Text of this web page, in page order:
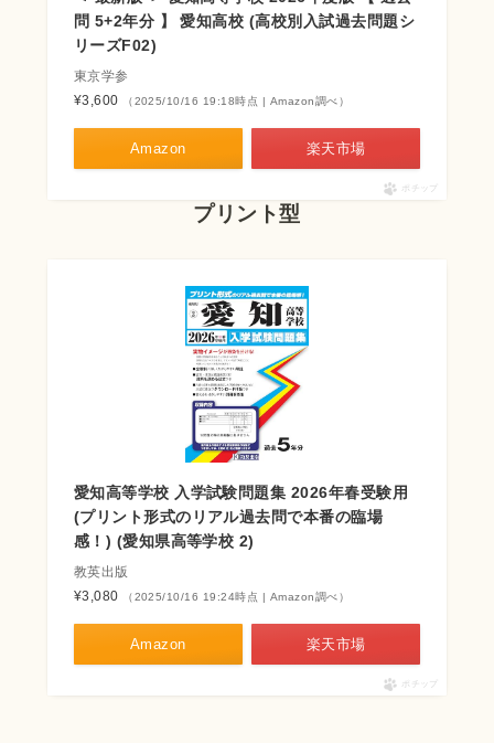
問 5+2年分 】 愛知高校 (高校別入試過去問題シ
リーズF02)
東京学参
¥3,600
（2025/10/16 19:18時点 | Amazon調べ）
Amazon 楽天市場
ポチップ
プリント型
愛知高等学校 入学試験問題集 2026年春受験用
(プリント形式のリアル過去問で本番の臨場
感！) (愛知県高等学校 2)
教英出版
¥3,080
（2025/10/16 19:24時点 | Amazon調べ）
Amazon 楽天市場
ポチップ